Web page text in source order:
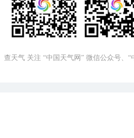
查天气 关注 “中国天气网” 微信公众号、